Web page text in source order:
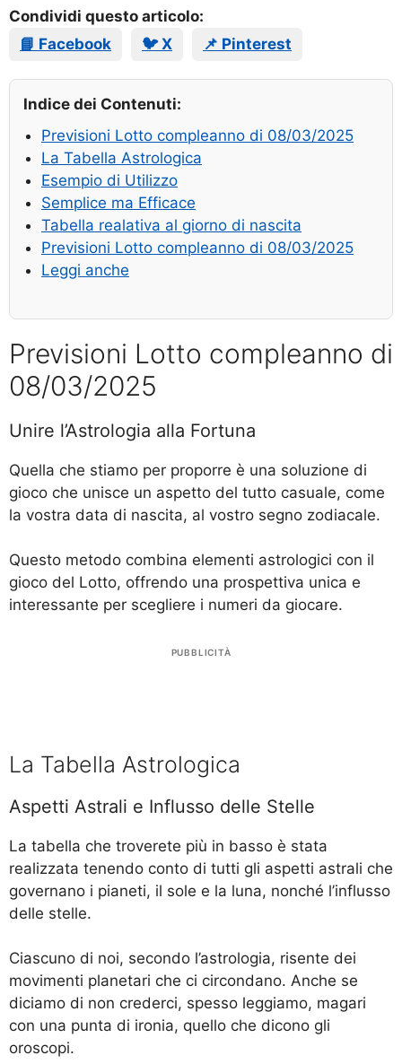
Condividi questo articolo:
📘 Facebook
🐦 X 📌 Pinterest
Indice dei Contenuti:
Previsioni Lotto compleanno di 08/03/2025
La Tabella Astrologica
Esempio di Utilizzo
Semplice ma Efficace
Tabella realativa al giorno di nascita
Previsioni Lotto compleanno di 08/03/2025
Leggi anche
Previsioni Lotto compleanno di
08/03/2025
Unire l’Astrologia alla Fortuna
Quella che stiamo per proporre è una soluzione di
gioco che unisce un aspetto del tutto casuale, come
la vostra data di nascita, al vostro segno zodiacale.
Questo metodo combina elementi astrologici con il
gioco del Lotto, offrendo una prospettiva unica e
interessante per scegliere i numeri da giocare.
PUBBLICITÀ
La Tabella Astrologica
Aspetti Astrali e Influsso delle Stelle
La tabella che troverete più in basso è stata
realizzata tenendo conto di tutti gli aspetti astrali che
governano i pianeti, il sole e la luna, nonché l’influsso
delle stelle.
Ciascuno di noi, secondo l’astrologia, risente dei
movimenti planetari che ci circondano. Anche se
diciamo di non crederci, spesso leggiamo, magari
con una punta di ironia, quello che dicono gli
oroscopi.